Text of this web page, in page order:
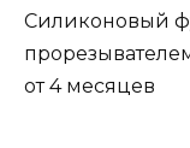
Силиконовый
от 4 месяцев